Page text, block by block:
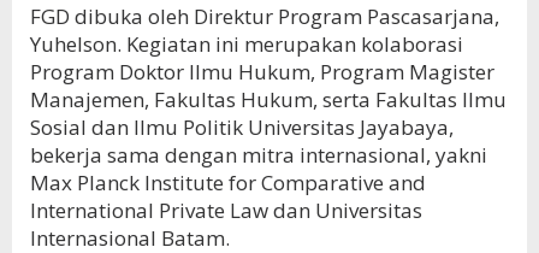
FGD dibuka oleh Direktur Program Pascasarjana,
Yuhelson. Kegiatan ini merupakan kolaborasi
Program Doktor Ilmu Hukum, Program Magister
Manajemen, Fakultas Hukum, serta Fakultas Ilmu
Sosial dan Ilmu Politik Universitas Jayabaya,
bekerja sama dengan mitra internasional, yakni
Max Planck Institute for Comparative and
International Private Law dan Universitas
Internasional Batam.